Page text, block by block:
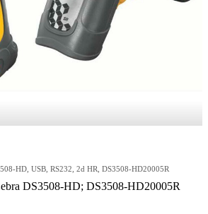
HD, USB, RS232, 2d HR, DS3508-HD20005R
DS3508-HD; DS3508-HD20005R